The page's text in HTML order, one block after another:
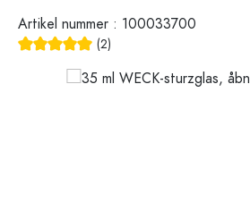
Artikel nummer : 100033700
(2)